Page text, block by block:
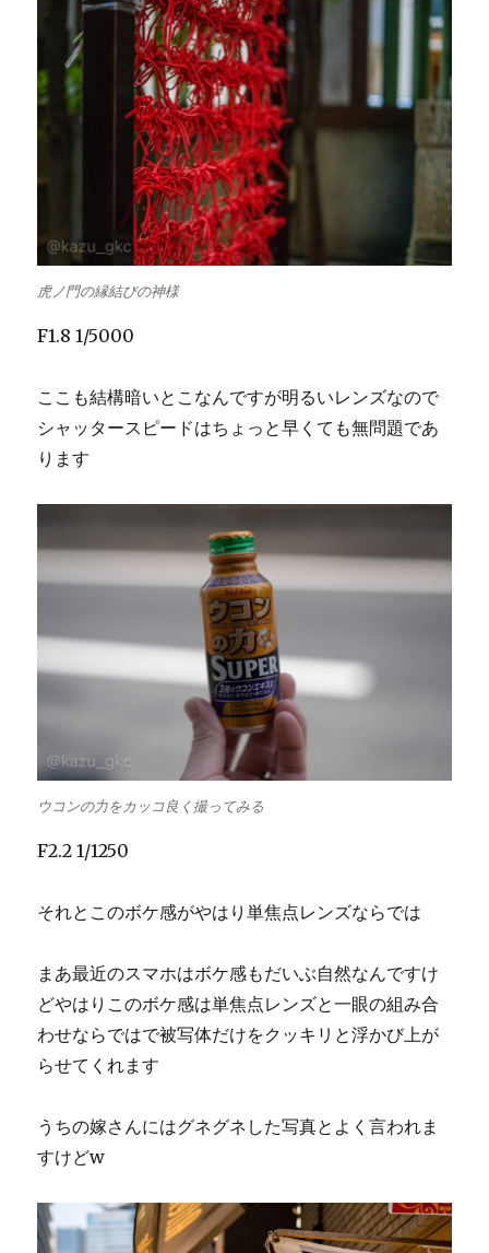
虎ノ門の縁結びの神様
F1.8 1/5000
ここも結構暗いとこなんですが明るいレンズなので
シャッタースピードはちょっと早くても無問題であ
ります
ウコンの力をカッコ良く撮ってみる
F2.2 1/1250
それとこのボケ感がやはり単焦点レンズならでは
まあ最近のスマホはボケ感もだいぶ自然なんですけ
どやはりこのボケ感は単焦点レンズと一眼の組み合
わせならではで被写体だけをクッキリと浮かび上が
らせてくれます
うちの嫁さんにはグネグネした写真とよく言われま
すけどw